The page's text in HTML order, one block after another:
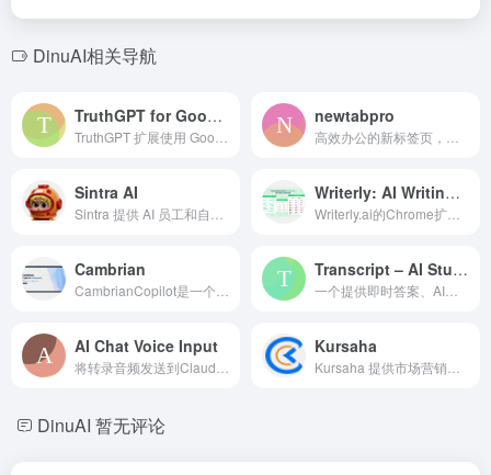
DinuAI相关导航
TruthGPT for Google™ newtabpro
Sintra AI Writerly: AI Writing Assistant For Business
Cambrian Transcript – AI Study Companion
AI Chat Voice Input Kursaha
DinuAI 暂无评论